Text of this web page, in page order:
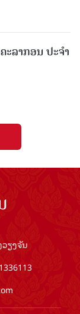
ະລາກອນ ປະຈໍາ
ຽງຈັນ